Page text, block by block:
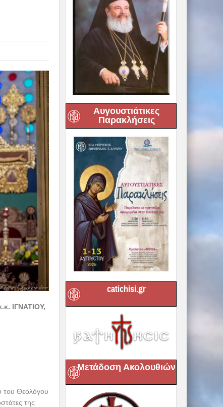
ΙΓΝΑΤΙΟΥ,
του Θεολόγου
της
Αυγουστιάτικες
Παρακλήσεις
catichisi.gr
Μετάδοση Ακολουθιών